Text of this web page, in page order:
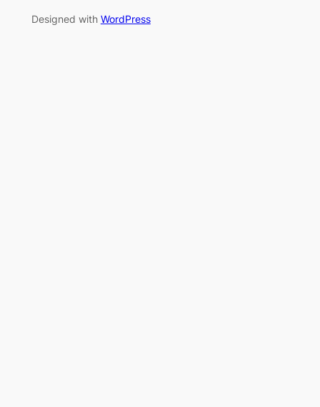
Designed with WordPress